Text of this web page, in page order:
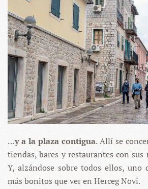
…y a la plaza contigua. Allí se
tiendas, bares y restaurantes con sus
Y, alzándose sobre todos ellos, uno
más bonitos que ver en Herceg Novi.